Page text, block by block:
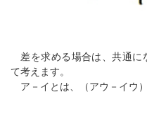
差を求める場合は、共通に
て考えます。
ア－イとは、（アウ－イウ）